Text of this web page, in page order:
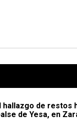
hallazgo de restos
de Yesa, en